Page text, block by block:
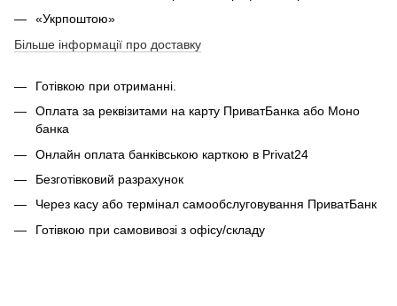
«Укрпоштою»
Більше інформації про доставку
Готівкою при отриманні.
Оплата за реквізитами на карту ПриватБанка або Моно
банка
Онлайн оплата банківською карткою в Privat24
Безготівковий разрахунок
Через касу або термінал самообслуговування ПриватБанк
Готівкою при самовивозі з офісу/складу